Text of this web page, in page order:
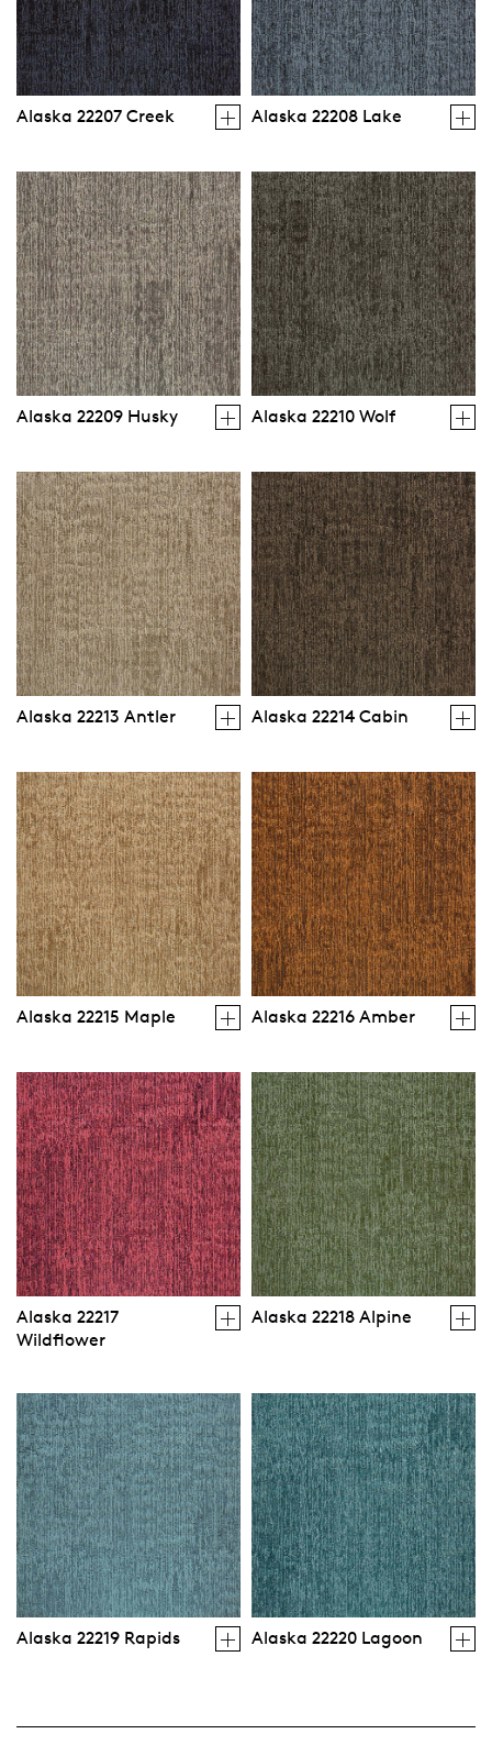
Alaska 22207 Creek Alaska 22208 Lake
Alaska 22209 Husky Alaska 22210 Wolf
Alaska 22213 Antler Alaska 22214 Cabin
Alaska 22215 Maple Alaska 22216 Amber
Alaska 22217
Wildflower
Alaska 22218 Alpine
Alaska 22219 Rapids Alaska 22220 Lagoon